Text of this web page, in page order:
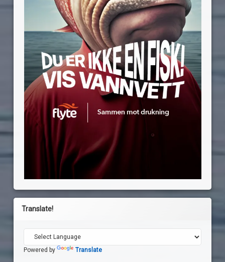
Translate!
Powered by Translate